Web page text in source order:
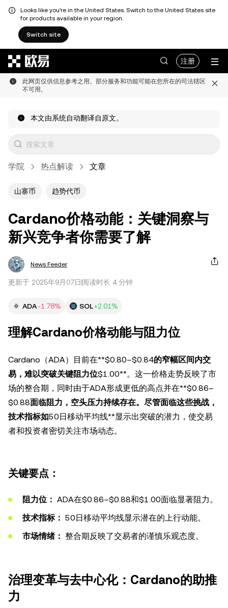
Looks like you're in the United States. Switch to the United States site
for products available in your region.
Switch site
注册
此网页仅供信息参考之用。部分服务和功能可能在您所在的司法辖区
不可用。
本文由系统自动翻译自原文。
学院 热点解读 文章
山寨币 趋势代币
Cardano价格动能：关键洞察与
新兴竞争者你需要了解
News Feeder
更新于 2025年9月07日 阅读时长 4 分钟
ADA-1.78% SOL+2.01%
理解Cardano价格动能与阻力位
Cardano（ADA）目前在**$0.80–$0.84的窄幅区间内交
易，难以突破关键阻力位$1.00**。这一价格走势反映了市
场的整合期，同时由于ADA形成更低的高点并在**$0.86–
$0.88面临阻力，空头压力持续存在。尽管面临这些挑战，
技术指标如50日移动平均线**显示出突破的潜力，使交易
者和投资者密切关注市场动态。
关键要点：
阻力位： ADA在$0.86–$0.88和$1.00面临显著阻力。
技术指标： 50日移动平均线显示潜在的上行动能。
市场情绪： 整合期反映了交易者的谨慎乐观态度。
治理变革与去中心化：Cardano的助推
力